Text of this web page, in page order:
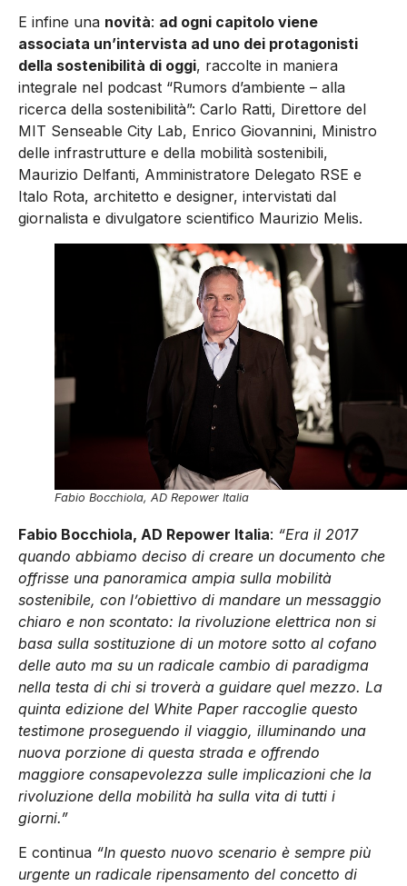
E infine una novità: ad ogni capitolo viene
associata un’intervista ad uno dei protagonisti
della sostenibilità di oggi, raccolte in maniera
integrale nel podcast “Rumors d’ambiente – alla
ricerca della sostenibilità”: Carlo Ratti, Direttore del
MIT Senseable City Lab, Enrico Giovannini, Ministro
delle infrastrutture e della mobilità sostenibili,
Maurizio Delfanti, Amministratore Delegato RSE e
Italo Rota, architetto e designer, intervistati dal
giornalista e divulgatore scientifico Maurizio Melis.
Fabio Bocchiola, AD Repower Italia
Fabio Bocchiola, AD Repower Italia: “Era il 2017
quando abbiamo deciso di creare un documento che
offrisse una panoramica ampia sulla mobilità
sostenibile, con l’obiettivo di mandare un messaggio
chiaro e non scontato: la rivoluzione elettrica non si
basa sulla sostituzione di un motore sotto al cofano
delle auto ma su un radicale cambio di paradigma
nella testa di chi si troverà a guidare quel mezzo. La
quinta edizione del White Paper raccoglie questo
testimone proseguendo il viaggio, illuminando una
nuova porzione di questa strada e offrendo
maggiore consapevolezza sulle implicazioni che la
rivoluzione della mobilità ha sulla vita di tutti i
giorni.”
E continua “In questo nuovo scenario è sempre più
urgente un radicale ripensamento del concetto di